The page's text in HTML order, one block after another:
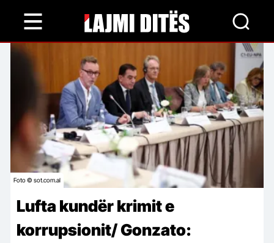
content
Foto © sot.com.al
Lufta kundër krimit e
korrupsionit/ Gonzato: